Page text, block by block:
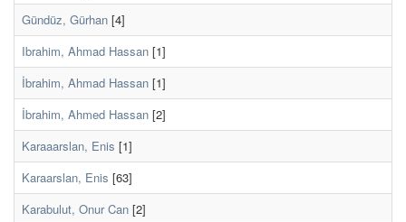
Gündüz, Gürhan [4]
Ibrahim, Ahmad Hassan [1]
İbrahim, Ahmad Hassan [1]
İbrahim, Ahmed Hassan [2]
Karaaarslan, Enis [1]
Karaarslan, Enis [63]
Karabulut, Onur Can [2]